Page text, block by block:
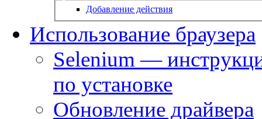
Добавление действия
Использование браузера
Selenium —
по установке
Обновление драйвера